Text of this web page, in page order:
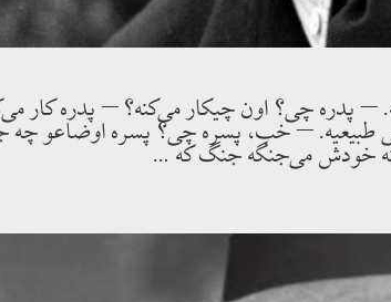
– پدره چى؟ اون چيكار مى‌كنه؟ – پدره كار
– خب، پسره چى؟ پسره اوضاعو چه
خودش مى‌جنگه جنگ كه …